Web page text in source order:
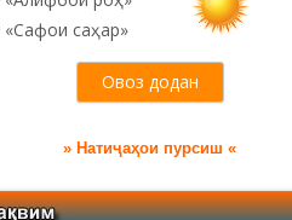
«Сафои саҳар»
» Натиҷаҳои пурсиш «